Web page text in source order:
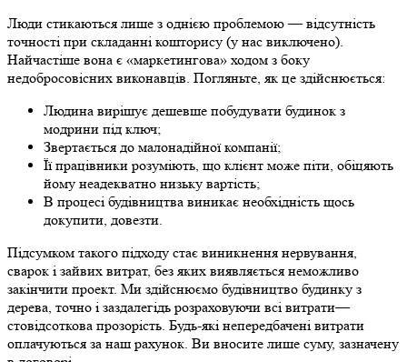
Люди стикаються лише з однією проблемою — відсутність
точності при складанні кошторису (у нас виключено).
Найчастіше вона є «маркетингова» ходом з боку
недобросовісних виконавців. Погляньте, як це здійснюється:
Людина вирішує дешевше побудувати будинок з
модрини під ключ;
Звертається до малонадійної компанії;
Її працівники розуміють, що клієнт може піти, обіцяють
йому неадекватно низьку вартість;
В процесі будівництва виникає необхідність щось
докупити, довезти.
Підсумком такого підходу стає виникнення нервування,
сварок і зайвих витрат, без яких виявляється неможливо
закінчити проект. Ми здійснюємо будівництво будинку з
дерева, точно і заздалегідь розраховуючи всі витрати—
стовідсоткова прозорість. Будь-які непередбачені витрати
оплачуються за наш рахунок. Ви вносите лише суму, зазначену